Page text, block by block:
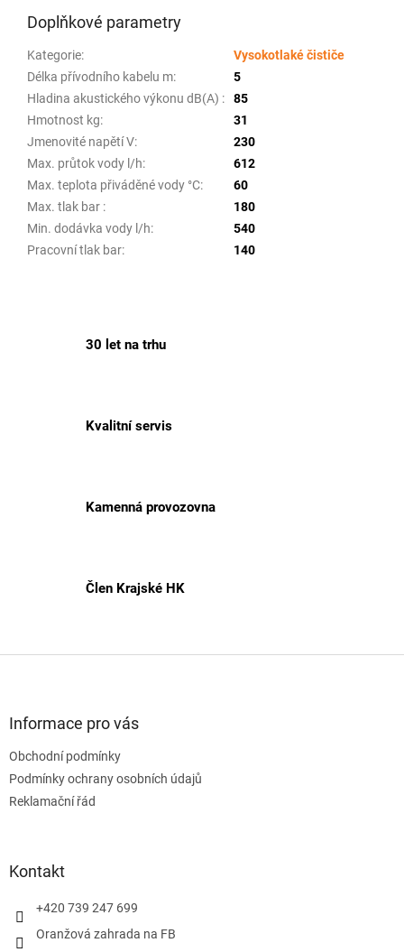
30 let na trhu
Kvalitní servis
Kamenná provozovna
Člen Krajské HK
Doplňkové parametry
Kategorie:
Vysokotlaké čističe
Délka přívodního kabelu m:
5
Hladina akustického výkonu dB(A) :
85
Hmotnost kg:
31
Jmenovité napětí V:
230
Max. průtok vody l/h:
612
Max. teplota přiváděné vody °C:
60
Max. tlak bar :
180
Min. dodávka vody l/h:
540
Pracovní tlak bar: 140
Informace pro vás
Obchodní podmínky
Podmínky ochrany osobních údajů
Reklamační řád
Kontakt
+420 739 247 699
Oranžová zahrada na FB